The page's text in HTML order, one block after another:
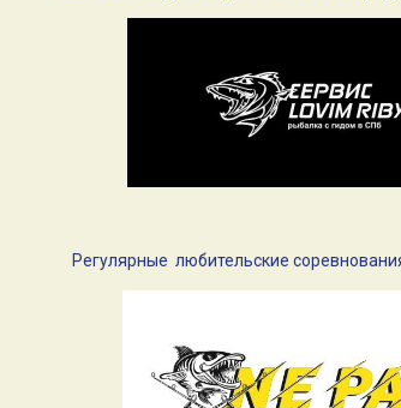
Регулярные любительские